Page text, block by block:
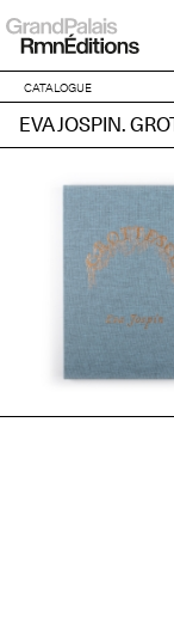
CATALOGUE
EVA JOSPIN.